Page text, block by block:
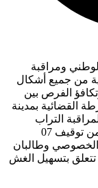
ومراقبة
من جميع أشكال
الفرص بين
القضائية بمدينة
التراب
الوطني، صباح اليوم الخميس 29 ماي الجاري، من توقيف 07
الخصوصي وطالبان
بتسهيل الغش